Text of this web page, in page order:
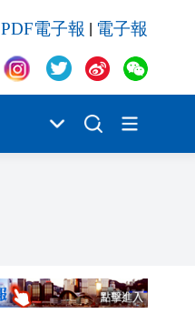
PDF電子報 電子報